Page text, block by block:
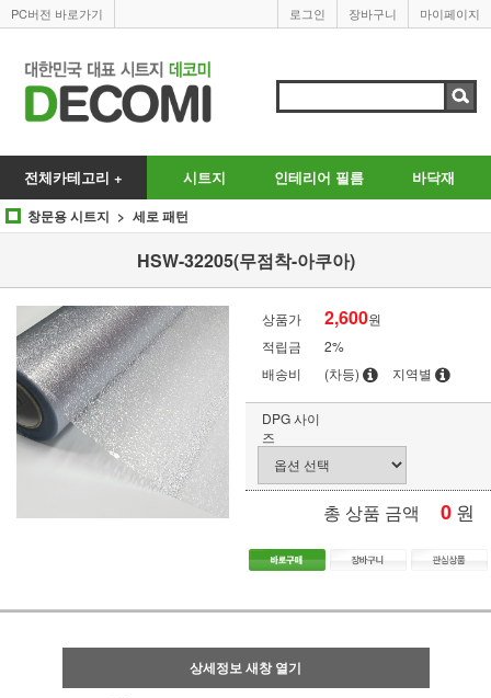
PC버전 바로가기 마이페이지
장바구니
로그인
전체카테고리 + 시트지 인테리어 필름 바닥재
창문용 시트지 세로 패턴
HSW-32205(무점착-아쿠아)
상품가 2,600원
적립금
2%
배송비
(차등) 지역별
DPG 사이
즈
총 상품 금액 0 원
상세정보 새창 열기